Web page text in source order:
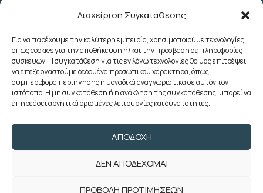
Διαχείριση Συγκατάθεσης
Για να παρέχουμε την καλύτερη εμπειρία, χρησιμοποιούμε τεχνολογίες
όπως cookies για την αποθήκευση ή/και την πρόσβαση σε πληροφορίες
συσκευών. Η συγκατάθεση για τις εν λόγω τεχνολογίες θα μας επιτρέψει
να επεξεργαστούμε δεδομένα προσωπικού χαρακτήρα, όπως
συμπεριφορά περιήγησης ή μοναδικά αναγνωριστικά σε αυτόν τον
ιστότοπο. Η μη συγκατάθεση ή η ανάκληση της συγκατάθεσης, μπορεί να
επηρεάσει αρνητικά ορισμένες λειτουργίες και δυνατότητες.
ΑΠΟΔΟΧΉ
ΔΕΝ ΑΠΟΔΈΧΟΜΑΙ
ΠΡΟΒΟΛΉ ΠΡΟΤΙΜΉΣΕΩΝ
Λεωχάρους 2 - 6ος Όροφος - Αθήνα
(+30) 210 3622707
(+30) 2103633260
(+30) 2103622783
foroepi@poedoy.gr